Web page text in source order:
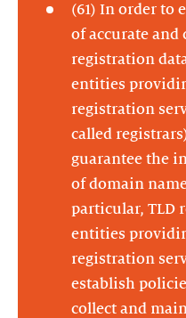
(61) In order to
of accurate and
registration
entities
registration
called
guarantee the
of domain
particular, TLD
entities
registration
establish
collect and